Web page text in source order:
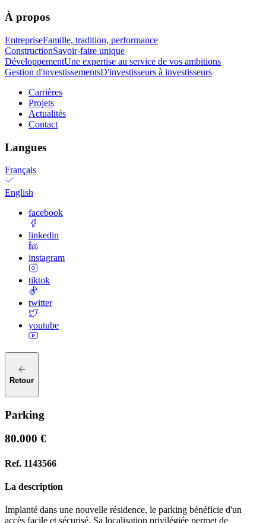
À propos
EntrepriseFamille, tradition, performance
ConstructionSavoir-faire unique
DéveloppementUne expertise au service de vos ambitions
Gestion d'investissementsD'investisseurs à investisseurs
Carrières
Projets
Actualités
Contact
Langues
Français
English
facebook
linkedin
instagram
tiktok
twitter
youtube
Retour
Parking
80.000 €
Ref. 1143566
La description
Implanté dans une nouvelle résidence, le parking bénéficie d'un
accès facile et sécurisé. Sa localisation privilégiée permet de